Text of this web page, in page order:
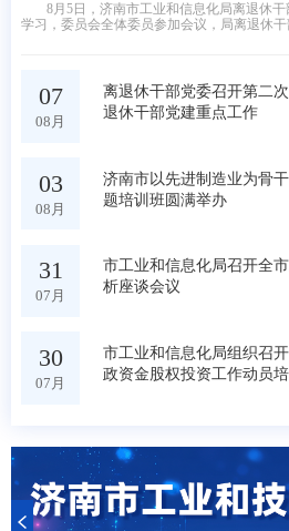
8月5日，济南市工业和信息化局离退休
学习，委员会全体委员参加会议，局离退休
07
08月
离退休干部党委召开第二
退休干部党建重点工作
03
08月
济南市以先进制造业为骨
题培训班圆满举办
31
07月
市工业和信息化局召开全
析座谈会议
30
07月
市工业和信息化局组织召
政资金股权投资工作动员